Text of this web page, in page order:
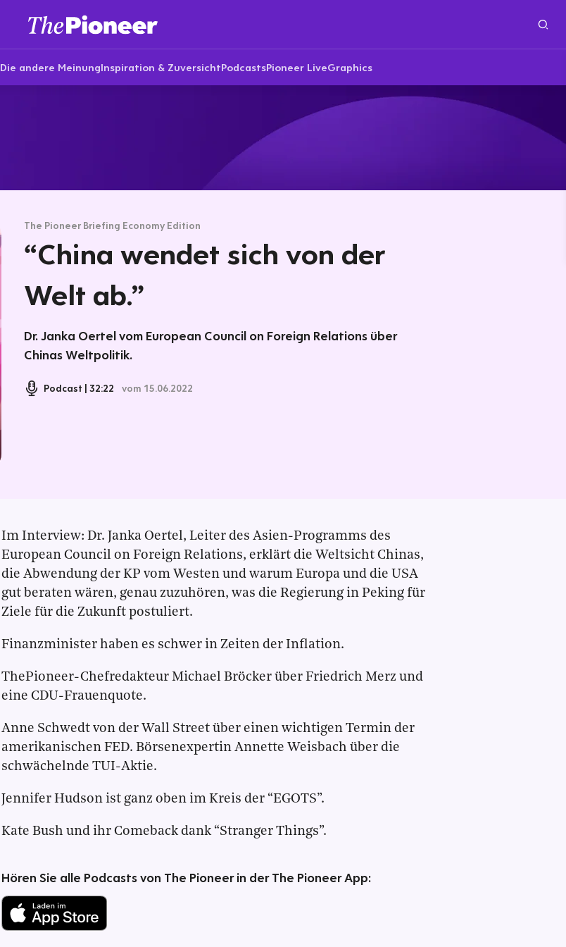
Die andere MeinungInspiration & ZuversichtPodcastsPioneer LiveGraphics
The Pioneer Briefing Economy Edition
“China wendet sich von der
Welt ab.”
Dr. Janka Oertel vom European Council on Foreign Relations über
Chinas Weltpolitik.
Podcast 32:22 vom 15.06.2022
Im Interview: Dr. Janka Oertel, Leiter des Asien-Programms des
European Council on Foreign Relations, erklärt die Weltsicht Chinas,
die Abwendung der KP vom Westen und warum Europa und die USA
gut beraten wären, genau zuzuhören, was die Regierung in Peking für
Ziele für die Zukunft postuliert.
Finanzminister haben es schwer in Zeiten der Inflation.
ThePioneer-Chefredakteur Michael Bröcker über Friedrich Merz und
eine CDU-Frauenquote.
Anne Schwedt von der Wall Street über einen wichtigen Termin der
amerikanischen FED. Börsenexpertin Annette Weisbach über die
schwächelnde TUI-Aktie.
Jennifer Hudson ist ganz oben im Kreis der “EGOTS”.
Kate Bush und ihr Comeback dank “Stranger Things”.
Hören Sie alle Podcasts von The Pioneer in der The Pioneer App: